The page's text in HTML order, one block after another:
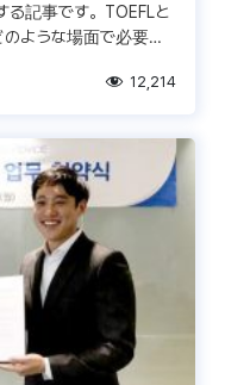
る記事です。TOEFLと
ような場面で必要と
12,214